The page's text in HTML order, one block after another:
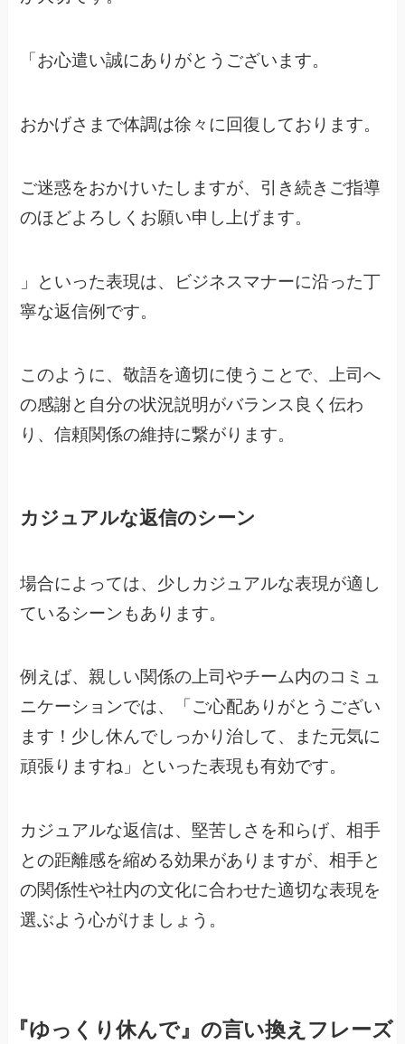
「お心遣い誠にありがとうございます。
おかげさまで体調は徐々に回復しております。
ご迷惑をおかけいたしますが、引き続きご指導
のほどよろしくお願い申し上げます。
」といった表現は、ビジネスマナーに沿った丁
寧な返信例です。
このように、敬語を適切に使うことで、上司へ
の感謝と自分の状況説明がバランス良く伝わ
り、信頼関係の維持に繋がります。
カジュアルな返信のシーン
場合によっては、少しカジュアルな表現が適し
ているシーンもあります。
例えば、親しい関係の上司やチーム内のコミュ
ニケーションでは、「ご心配ありがとうござい
ます！少し休んでしっかり治して、また元気に
頑張りますね」といった表現も有効です。
カジュアルな返信は、堅苦しさを和らげ、相手
との距離感を縮める効果がありますが、相手と
の関係性や社内の文化に合わせた適切な表現を
選ぶよう心がけましょう。
『ゆっくり休んで』の言い換えフレーズ